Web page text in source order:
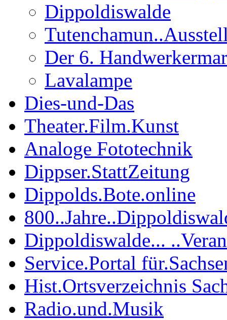
Dippoldiswalde
Der 6.
Lavalampe
Dies-und-Das
Theater.Film.Kunst
Analoge Fototechnik
Dippser.StattZeitung
Dippolds.Bote.online
Dippoldiswalde...
Service.Portal
Hist.Ortsverzeichnis
Radio.und.Musik